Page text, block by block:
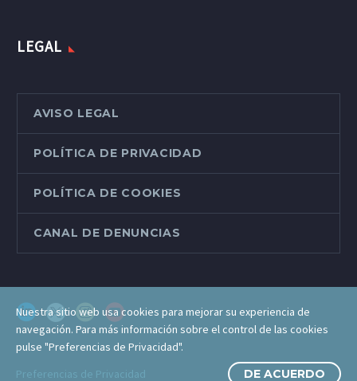
LEGAL
AVISO LEGAL
POLÍTICA DE PRIVACIDAD
POLÍTICA DE COOKIES
CANAL DE DENUNCIAS
Nuestra sitio web usa cookies para mejorar su experiencia de
navegación. Para más información sobre el control de las cookies
pulse "Preferencias de Privacidad".
Preferencias de Privacidad
DE ACUERDO